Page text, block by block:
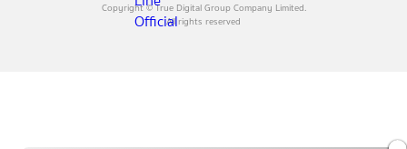
Copyright © True Digital Group Company Limited.
All rights reserved